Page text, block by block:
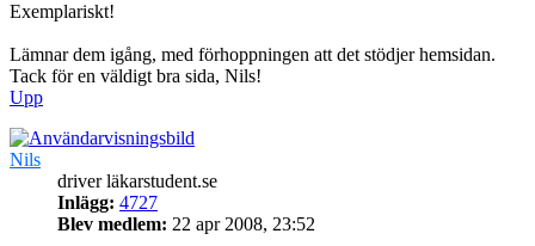
Exemplariskt!
Lämnar dem igång, med förhoppningen att det stödjer hemsidan.
Tack för en väldigt bra sida, Nils!
Upp
Nils
driver läkarstudent.se
Inlägg: 4727
Blev medlem: 22 apr 2008, 23:52